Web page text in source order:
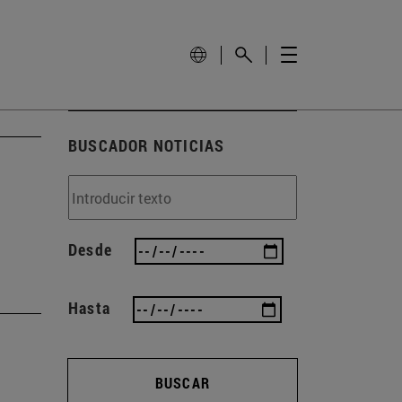
BUSCADOR NOTICIAS
Desde
Hasta
BUSCAR